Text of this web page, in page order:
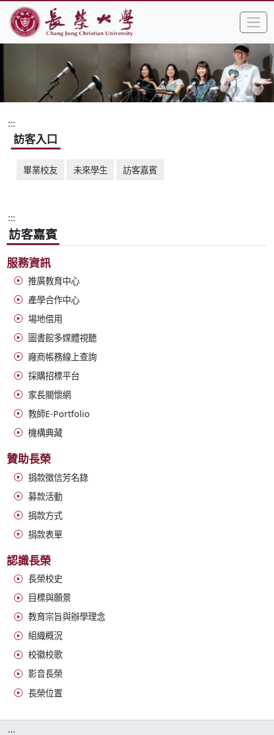
跳到主要內容區塊
長榮大學全球資訊網中文網頁
手
:::
訪客入口
畢業校友 未來學生 訪客嘉賓
:::
訪客嘉賓
服務資訊
推廣教育中心
產學合作中心
場地借用
圖書館多媒體視聽
廠商帳務線上查詢
採購招標平台
家長關懷網
教師E-Portfolio
機構典藏
贊助長榮
捐款徵信芳名錄
募款活動
捐款方式
捐款表單
認識長榮
長榮校史
目標與願景
教育宗旨與辦學理念
組織概況
校徽校歌
影音長榮
長榮位置
:::